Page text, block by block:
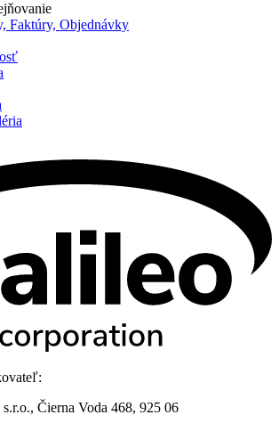
Faktúry, Objednávky
Čierna Voda 468, 925 06